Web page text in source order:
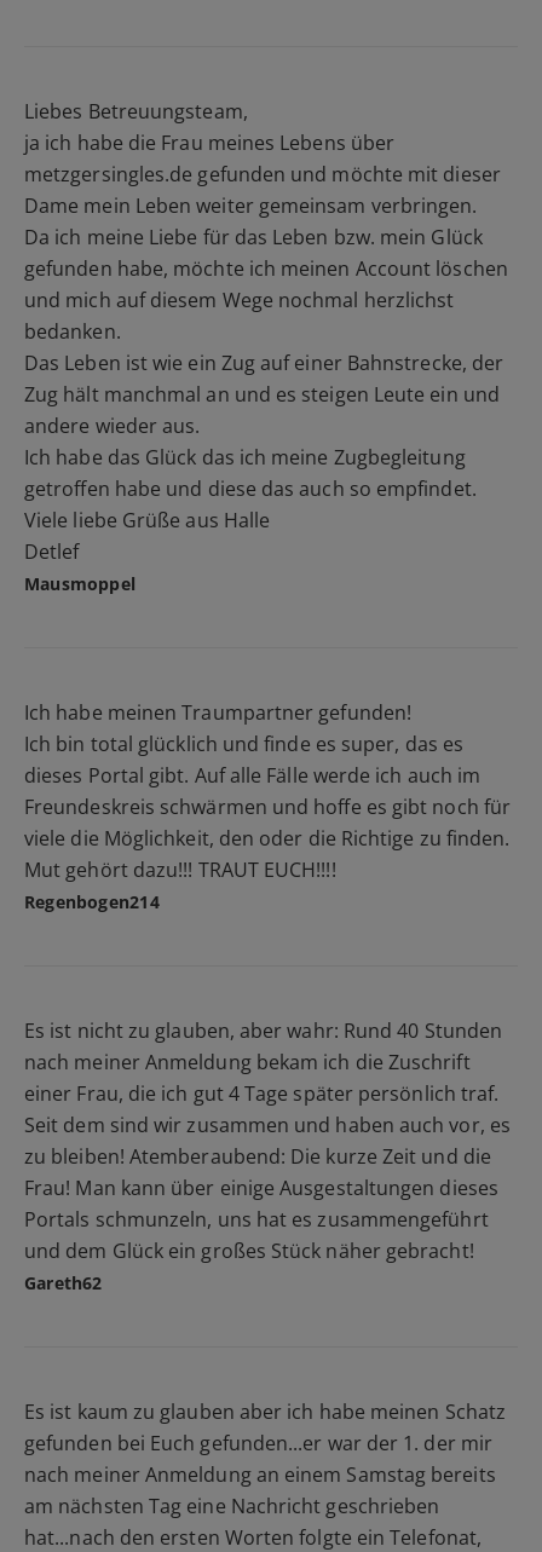
Liebes Betreuungsteam,
ja ich habe die Frau meines Lebens über
metzgersingles.de gefunden und möchte mit dieser
Dame mein Leben weiter gemeinsam verbringen.
Da ich meine Liebe für das Leben bzw. mein Glück
gefunden habe, möchte ich meinen Account löschen
und mich auf diesem Wege nochmal herzlichst
bedanken.
Das Leben ist wie ein Zug auf einer Bahnstrecke, der
Zug hält manchmal an und es steigen Leute ein und
andere wieder aus.
Ich habe das Glück das ich meine Zugbegleitung
getroffen habe und diese das auch so empfindet.
Viele liebe Grüße aus Halle
Detlef
Mausmoppel
Ich habe meinen Traumpartner gefunden!
Ich bin total glücklich und finde es super, das es
dieses Portal gibt. Auf alle Fälle werde ich auch im
Freundeskreis schwärmen und hoffe es gibt noch für
viele die Möglichkeit, den oder die Richtige zu finden.
Mut gehört dazu!!! TRAUT EUCH!!!!
Regenbogen214
Es ist nicht zu glauben, aber wahr: Rund 40 Stunden
nach meiner Anmeldung bekam ich die Zuschrift
einer Frau, die ich gut 4 Tage später persönlich traf.
Seit dem sind wir zusammen und haben auch vor, es
zu bleiben! Atemberaubend: Die kurze Zeit und die
Frau! Man kann über einige Ausgestaltungen dieses
Portals schmunzeln, uns hat es zusammengeführt
und dem Glück ein großes Stück näher gebracht!
Gareth62
Es ist kaum zu glauben aber ich habe meinen Schatz
gefunden bei Euch gefunden...er war der 1. der mir
nach meiner Anmeldung an einem Samstag bereits
am nächsten Tag eine Nachricht geschrieben
hat...nach den ersten Worten folgte ein Telefonat,